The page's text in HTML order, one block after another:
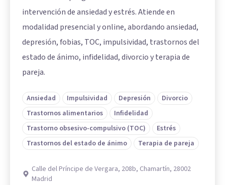
intervención de ansiedad y estrés. Atiende en
modalidad presencial y online, abordando ansiedad,
depresión, fobias, TOC, impulsividad, trastornos del
estado de ánimo, infidelidad, divorcio y terapia de
pareja.
Ansiedad Impulsividad Depresión
Divorcio
Trastornos alimentarios
Infidelidad
Trastorno obsesivo-compulsivo (TOC)
Estrés
Trastornos del estado de ánimo
Terapia de pareja
Calle del Príncipe de Vergara, 208b, Chamartín, 28002
Madrid